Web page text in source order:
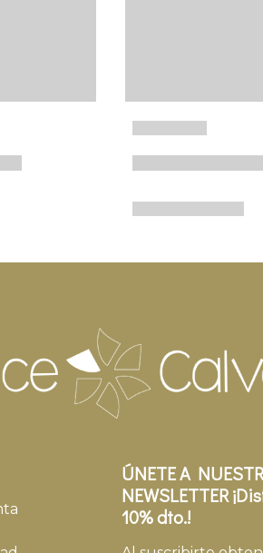
ÚNETE A
NEWSLETTER
10% dto.!